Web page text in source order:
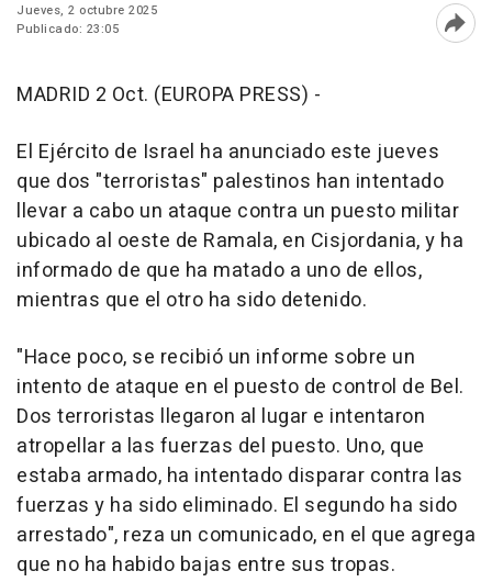
Jueves, 2 octubre 2025
Publicado: 23:05
MADRID 2 Oct. (EUROPA PRESS) -
El Ejército de Israel ha anunciado este jueves
que dos "terroristas" palestinos han intentado
llevar a cabo un ataque contra un puesto militar
ubicado al oeste de Ramala, en Cisjordania, y ha
informado de que ha matado a uno de ellos,
mientras que el otro ha sido detenido.
"Hace poco, se recibió un informe sobre un
intento de ataque en el puesto de control de Bel.
Dos terroristas llegaron al lugar e intentaron
atropellar a las fuerzas del puesto. Uno, que
estaba armado, ha intentado disparar contra las
fuerzas y ha sido eliminado. El segundo ha sido
arrestado", reza un comunicado, en el que agrega
que no ha habido bajas entre sus tropas.